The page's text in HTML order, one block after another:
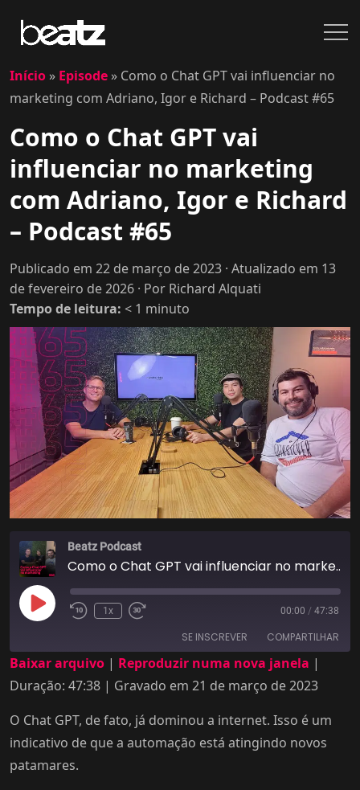
Início » Episode » Como o Chat GPT vai influenciar no
marketing com Adriano, Igor e Richard – Podcast #65
Como o Chat GPT vai
influenciar no marketing
com Adriano, Igor e Richard
– Podcast #65
Publicado em 22 de março de 2023 · Atualizado em 13
de fevereiro de 2026 · Por Richard Alquati
Tempo de leitura: < 1 minuto
Beatz Podcast
Como o Chat GPT vai influenciar no marketing com Adriano, Igor e Richard - Podcast #65
Reproduzir
episódio
1x 00:00 / 47:38
SE INSCREVER COMPARTILHAR
FEED RSS
COMPARTILHAR
LINK
INCORPORAR
Baixar arquivo | Reproduzir numa nova janela |
Duração: 47:38 | Gravado em 21 de março de 2023
O Chat GPT, de fato, já dominou a internet. Isso é um
indicativo de que a automação está atingindo novos
patamares.